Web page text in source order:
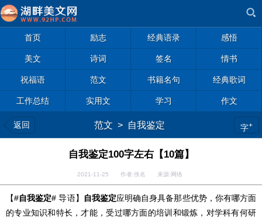
首页 励志 经典语录 感悟
美文 诗词 签名 情书
祝福语 范文 书籍名句 经典歌词
工作总结 实用文 学习 作文
返回 范文 > 自我鉴定 字+
自我鉴定100字左右【10篇】
2021-11-25 作者:佚名 来源:网络
【#自我鉴定# 导语】 自我鉴定应明确自身具备那些优势，你有哪方面
的专业知识和特长，才能，受过哪方面的培训和锻炼，对学科有何研